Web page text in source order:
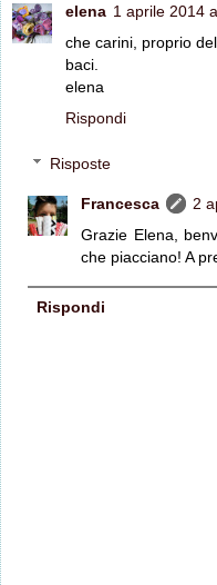
elena 1 aprile 2014
che carini, proprio
baci.
elena
Rispondi
Risposte
Francesca
2
Grazie Elena,
che piacciano! A
Rispondi